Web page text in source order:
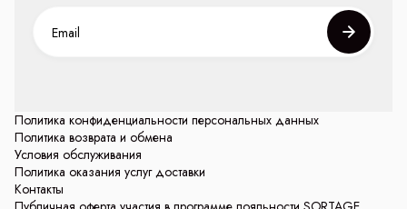
Политика конфиденциальности персональных данных
Политика возврата и обмена
Условия обслуживания
Политика оказания услуг доставки
Контакты